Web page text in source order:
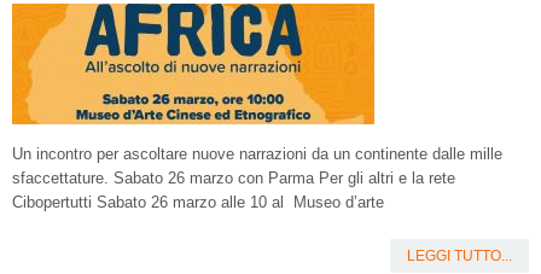
Un incontro per ascoltare nuove narrazioni da un continente dalle mille
sfaccettature. Sabato 26 marzo con Parma Per gli altri e la rete
Cibopertutti Sabato 26 marzo alle 10 al Museo d’arte
LEGGI TUTTO...